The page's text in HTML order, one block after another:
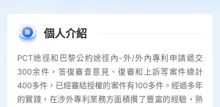
個人介紹
PCT途徑和巴黎公約途徑內-外/外內專利申請遞交
300余件，答復審查意見、復審和上訴等案件總計
400多件，已經審結授權的案件有100多件。經過多年
的實踐，在涉外專利業務方面積攢了豐富的經驗，熟